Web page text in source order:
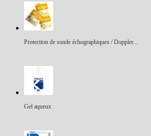
Protection de sonde échographiques / Doppler...
Gel aqueux